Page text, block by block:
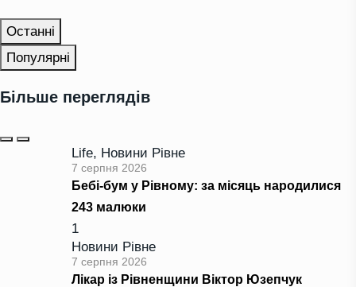
Останні
Популярні
Більше переглядів
Life, Новини Рівне
7 серпня 2026
Бебі-бум у Рівному: за місяць народилися
243 малюки
1
Новини Рівне
7 серпня 2026
Лікар із Рівненщини Віктор Юзепчук